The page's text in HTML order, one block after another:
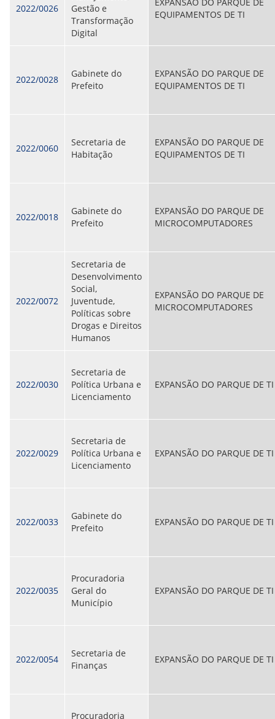
2022/0026
Gestão e
Transformação
Digital
EQUIPAMENTOS DE TI
2022/0028
Gabinete do
Prefeito
EXPANSÃO DO PARQUE DE
EQUIPAMENTOS DE TI
2022/0060
Secretaria de
Habitação
EXPANSÃO DO PARQUE DE
EQUIPAMENTOS DE TI
2022/0018
Gabinete do
Prefeito
EXPANSÃO DO PARQUE DE
MICROCOMPUTADORES
2022/0072
Secretaria de
Desenvolvimento
Social,
Juventude,
Políticas sobre
Drogas e Direitos
Humanos
EXPANSÃO DO PARQUE DE
MICROCOMPUTADORES
2022/0030
Secretaria de
Política Urbana e
Licenciamento
EXPANSÃO DO PARQUE DE TI
2022/0029
Secretaria de
Política Urbana e
Licenciamento
EXPANSÃO DO PARQUE DE TI
2022/0033
Gabinete do
Prefeito
EXPANSÃO DO PARQUE DE TI
2022/0035
Procuradoria
Geral do
Município
EXPANSÃO DO PARQUE DE TI
2022/0054
Secretaria de
Finanças
EXPANSÃO DO PARQUE DE TI
Procuradoria